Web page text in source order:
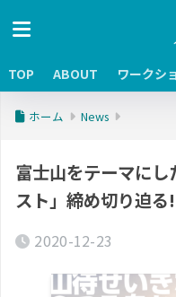
TOP ABOUT ワークシ
ホーム News
富士山をテーマに
スト」締め切り迫る
2020-12-23